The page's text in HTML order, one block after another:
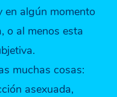
en algún momento
o al menos esta
muchas cosas:
asexuada,